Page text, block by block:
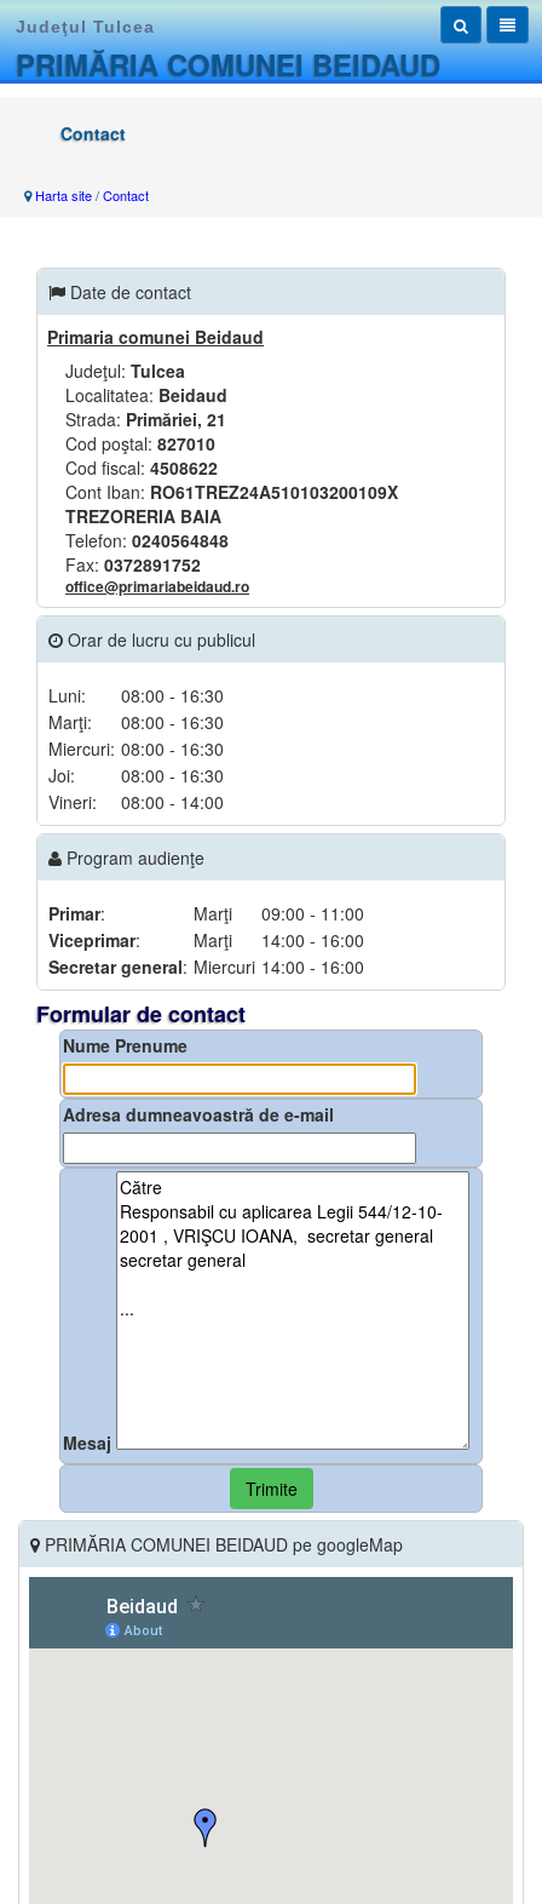
Judeţul Tulcea
PRIMĂRIA COMUNEI BEIDAUD
Contact
Harta site/Contact
Date de contact
Primaria comunei Beidaud
Judeţul: Tulcea
Localitatea: Beidaud
Strada: Primăriei, 21
Cod poştal: 827010
Cod fiscal: 4508622
Cont Iban: RO61TREZ24A510103200109X
TREZORERIA BAIA
Telefon: 0240564848
Fax: 0372891752
office@primariabeidaud.ro
Orar de lucru cu publicul
Luni:
08:00 - 16:30
Marţi:
08:00 - 16:30
Miercuri: 08:00 - 16:30
Joi:
08:00 - 16:30
Vineri:
08:00 - 14:00
Program audienţe
Primar: Marţi
09:00 - 11:00
Viceprimar: Marţi
14:00 - 16:00
Secretar general: Miercuri 14:00 - 16:00
Formular de contact
Nume Prenume
Adresa dumneavoastră de e-mail
Mesaj
Trimite
PRIMĂRIA COMUNEI BEIDAUD pe googleMap